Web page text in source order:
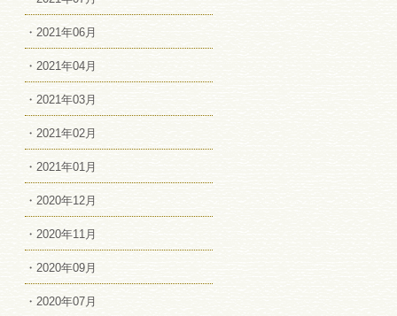
・2021年06月
・2021年04月
・2021年03月
・2021年02月
・2021年01月
・2020年12月
・2020年11月
・2020年09月
・2020年07月